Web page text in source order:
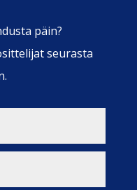
päin?
seurasta